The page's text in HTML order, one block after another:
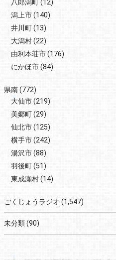
八郎潟町(12)
潟上市(140)
井川町(13)
大潟村(22)
由利本荘市(176)
にかほ市(84)
県南(772)
大仙市(219)
美郷町(29)
仙北市(125)
横手市(242)
湯沢市(88)
羽後町(51)
東成瀬村(14)
ごくじょうラジオ (1,547)
未分類(90)